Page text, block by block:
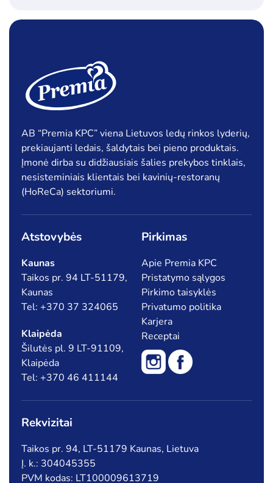
AB “Premia KPC” viena Lietuvos ledų rinkos lyderių,
prekiaujanti ledais, šaldytais bei pieno produktais.
Įmonė dirba su didžiausiais šalies prekybos tinklais,
nesisteminiais klientais bei kavinių-restoranų
(HoReCa) sektoriumi.
Atstovybės
Kaunas
Taikos pr. 94 LT-51179,
Kaunas
Tel: +370 37 324065
Klaipėda
Šilutės pl. 9 LT-91109,
Klaipėda
Tel: +370 46 411144
Pirkimas
Apie Premia KPC
Pristatymo sąlygos
Pirkimo taisyklės
Privatumo politika
Karjera
Receptai
Rekvizitai
Taikos pr. 94, LT-51179 Kaunas, Lietuva
Į. k.: 304045355
PVM kodas: LT100009613719